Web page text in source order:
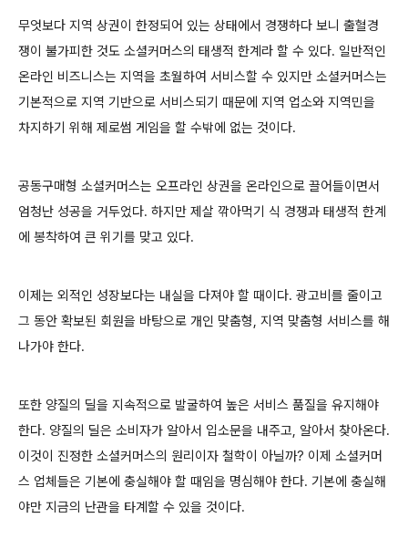
무엇보다 지역 상권이 한정되어 있는 상태에서 경쟁하다 보니 출혈경
쟁이 불가피한 것도 소셜커머스의 태생적 한계라 할 수 있다. 일반적인
온라인 비즈니스는 지역을 초월하여 서비스할 수 있지만 소셜커머스는
기본적으로 지역 기반으로 서비스되기 때문에 지역 업소와 지역민을
차지하기 위해 제로썸 게임을 할 수밖에 없는 것이다.
공동구매형 소셜커머스는 오프라인 상권을 온라인으로 끌어들이면서
엄청난 성공을 거두었다. 하지만 제살 깎아먹기 식 경쟁과 태생적 한계
에 봉착하여 큰 위기를 맞고 있다.
이제는 외적인 성장보다는 내실을 다져야 할 때이다. 광고비를 줄이고
그 동안 확보된 회원을 바탕으로 개인 맞춤형, 지역 맞춤형 서비스를 해
나가야 한다.
또한 양질의 딜을 지속적으로 발굴하여 높은 서비스 품질을 유지해야
한다. 양질의 딜은 소비자가 알아서 입소문을 내주고, 알아서 찾아온다.
이것이 진정한 소셜커머스의 원리이자 철학이 아닐까? 이제 소셜커머
스 업체들은 기본에 충실해야 할 때임을 명심해야 한다. 기본에 충실해
야만 지금의 난관을 타계할 수 있을 것이다.